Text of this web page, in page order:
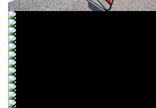
© R. Lekl
© R. Lekl
© R. Lekl
© R. Lekl
© R. Lekl
© R. Lekl
© R. Lekl
© R. Lekl
© R. Lekl
© R. Lekl
© R. Lekl